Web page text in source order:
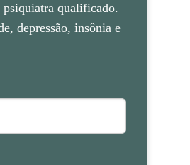
psiquiatra qualificado.
depressão, insônia e